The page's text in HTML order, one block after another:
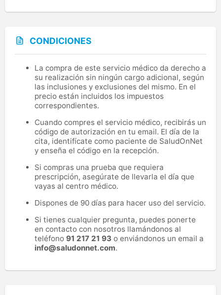
CONDICIONES
La compra de este servicio médico da derecho a
su realización sin ningún cargo adicional, según
las inclusiones y exclusiones del mismo. En el
precio están incluidos los impuestos
correspondientes.
Cuando compres el servicio médico, recibirás un
código de autorización en tu email. El día de la
cita, identifícate como paciente de SaludOnNet
y enseña el código en la recepción.
Si compras una prueba que requiera
prescripción, asegúrate de llevarla el día que
vayas al centro médico.
Dispones de 90 días para hacer uso del servicio.
Si tienes cualquier pregunta, puedes ponerte
en contacto con nosotros llamándonos al
teléfono 91 217 21 93 o enviándonos un email a
info@saludonnet.com.